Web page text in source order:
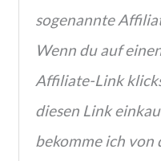
sogenannte
Wenn du auf
Affiliate-Link
diesen Link
bekomme ich von